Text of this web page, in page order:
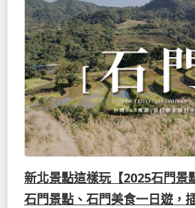
新北景點這樣玩【2025石門景
石門景點、石門美食一日遊，